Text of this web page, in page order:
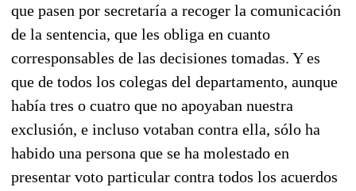
que pasen por secretaría a recoger la comunicación
de la sentencia, que les obliga en cuanto
corresponsables de las decisiones tomadas. Y es
que de todos los colegas del departamento, aunque
había tres o cuatro que no apoyaban nuestra
exclusión, e incluso votaban contra ella, sólo ha
habido una persona que se ha molestado en
presentar voto particular contra todos los acuerdos